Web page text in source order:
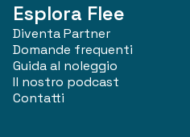
Esplora Flee
Diventa Partner
Domande frequenti
Guida al noleggio
Il nostro podcast
Contatti